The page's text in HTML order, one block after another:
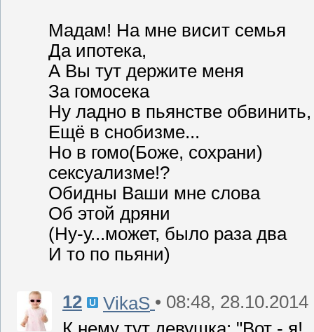
Мадам! На мне висит семья
Да ипотека,
А Вы тут держите меня
За гомосека
Ну ладно в пьянстве обвинить,
Ещё в снобизме...
Но в гомо(Боже, сохрани)
сексуализме!?
Обидны Ваши мне слова
Об этой дряни
(Ну-у...может, было раза два
И то по пьяни)
12 VikaS • 08:48, 28.10.2014